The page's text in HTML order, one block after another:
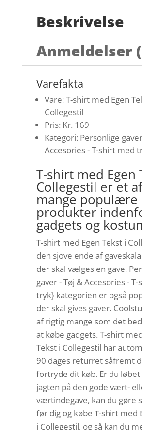
Beskrivelse
Anmeldelser
Varefakta
Vare: T-shirt med Egen
Collegestil
Pris: Kr. 169
Kategori: Personlige
Accesories - T-shirt med
T-shirt med Egen
Collegestil er et
mange populære
produkter
gadgets og
T-shirt med Egen Tekst i
den sjove ende af
der skal vælges en gave.
gaver - Tøj & Accesories -
tryk} kategorien er også
der skal gives gaver.
af rigtig mange som det
at købe gadgets. T-shirt
Tekst i Collegestil har
90 dages returret såfremt
fortryde dit køb. Er du løbet
jagten på den gode vært-
værtindegave, kan du gøre
før dig og købe T-shirt med
i Collegestil, og så kan du